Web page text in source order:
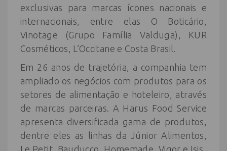
exclusivas para marcas ícones nacionais e
internacionais, entre elas O Boticário,
Vinotage (Grupo Família Valduga), KUR
Cosméticos, L’Occitane e Costa Brasil.
Em 26 anos de trajetória, a companhia tem
ampliado os negócios com produtos para os
setores de alimentação e hoteleiro, através
de marcas parceiras. A Harus Food Service
apresenta diversificada gama de produtos,
dentre eles as linhas da Júnior Alimentos,